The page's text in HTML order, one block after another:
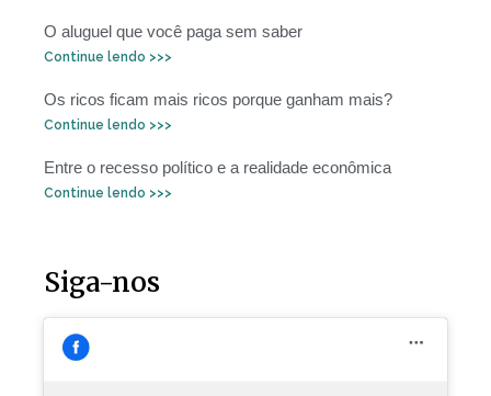
O aluguel que você paga sem saber
Continue lendo >>>
Os ricos ficam mais ricos porque ganham mais?
Continue lendo >>>
Entre o recesso político e a realidade econômica
Continue lendo >>>
Siga-nos